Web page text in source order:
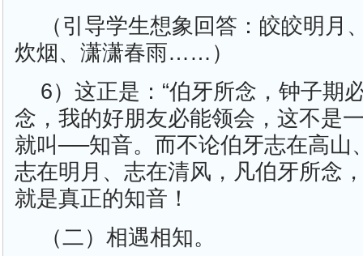
（引导学生想象回答：皎皎明月
炊烟、潇潇春雨……）
6）这正是：“伯牙所念，钟子期
念，我的好朋友必能领会，这不是
就叫──知音。而不论伯牙志在高山
志在明月、志在清风，凡伯牙所念
就是真正的知音！
（二）相遇相知。